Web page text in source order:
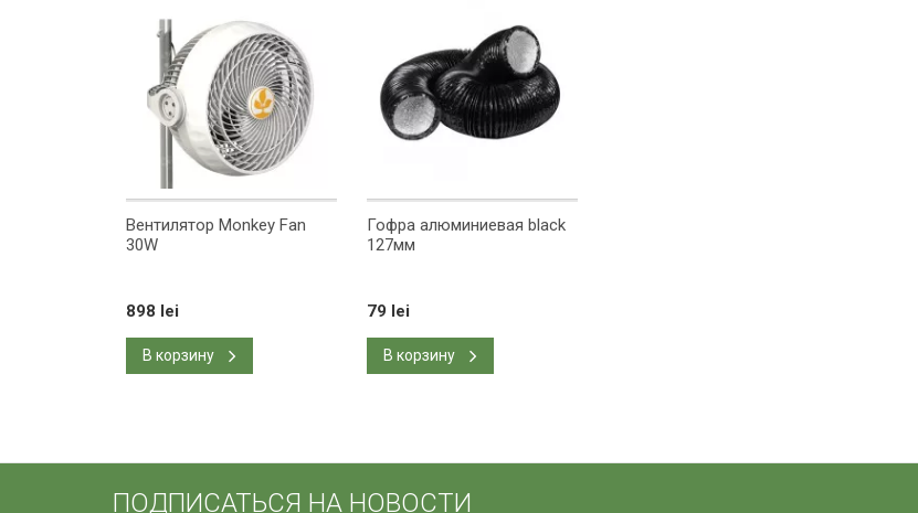
Вентилятор Monkey Fan
30W
898 lei
В корзину
Гофра алюминиевая black
127мм
79 lei
В корзину
ПОДПИСАТЬСЯ НА НОВОСТИ